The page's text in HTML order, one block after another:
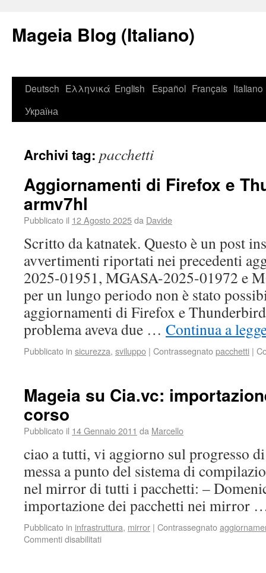
Mageia Blog (Italiano)
Deutsch Ελληνικά English Español Français Italiano
Україна
Archivi tag: pacchetti
Aggiornamenti di Firefox e
armv7hl
Pubblicato il 12 Agosto 2025da Davide
Scritto da katnatek. Questo è un post
avvertimenti riportati nei precedenti
2025-01951, MGASA-2025-01972 e
per un lungo periodo non è stato
aggiornamenti di Firefox e
problema aveva due … Continua a
Pubblicato in sicurezza, sviluppo | Contrassegnatopacchetti |
Mageia su Cia.vc:
corso
Pubblicato il 14 Gennaio 2011 da Marcello
ciao a tutti, vi aggiorno sul progresso
messa a punto del sistema di
nel mirror di tutti i pacchetti: –
importazione dei pacchetti nei mirror
Pubblicato in infrastruttura, mirror | Contrassegnato
Commenti disabilitati